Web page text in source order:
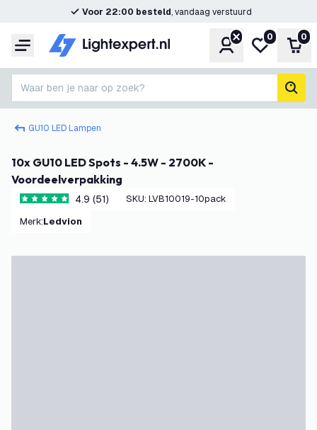
Voor 22:00 besteld, vandaag verstuurd
Menu Account
Mijn
0 0
Waar ben je naar op zoek?
GU10 LED Lampen
10x GU10 LED Spots - 4.5W - 2700K -
Voordeelverpakking
4.9 score sterren
4.9 (51) SKU: LVB10019-10pack
Merk: Ledvion